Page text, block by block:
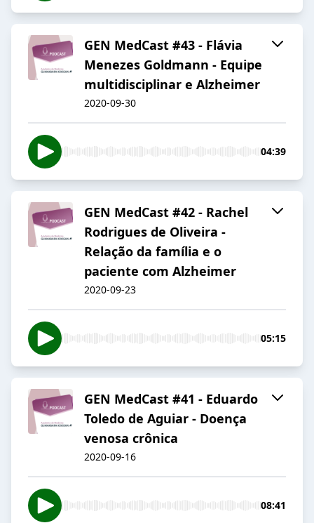
GEN MedCast #43 - Flávia
Menezes Goldmann - Equipe
multidisciplinar e Alzheimer
2020-09-30
04:39
GEN MedCast #42 - Rachel
Rodrigues de Oliveira -
Relação da família e o
paciente com Alzheimer
2020-09-23
05:15
GEN MedCast #41 - Eduardo
Toledo de Aguiar - Doença
venosa crônica
2020-09-16
08:41